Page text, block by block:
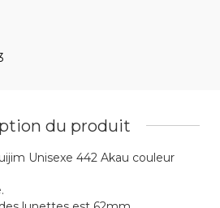
du produit
Unisexe 442 Akau couleur